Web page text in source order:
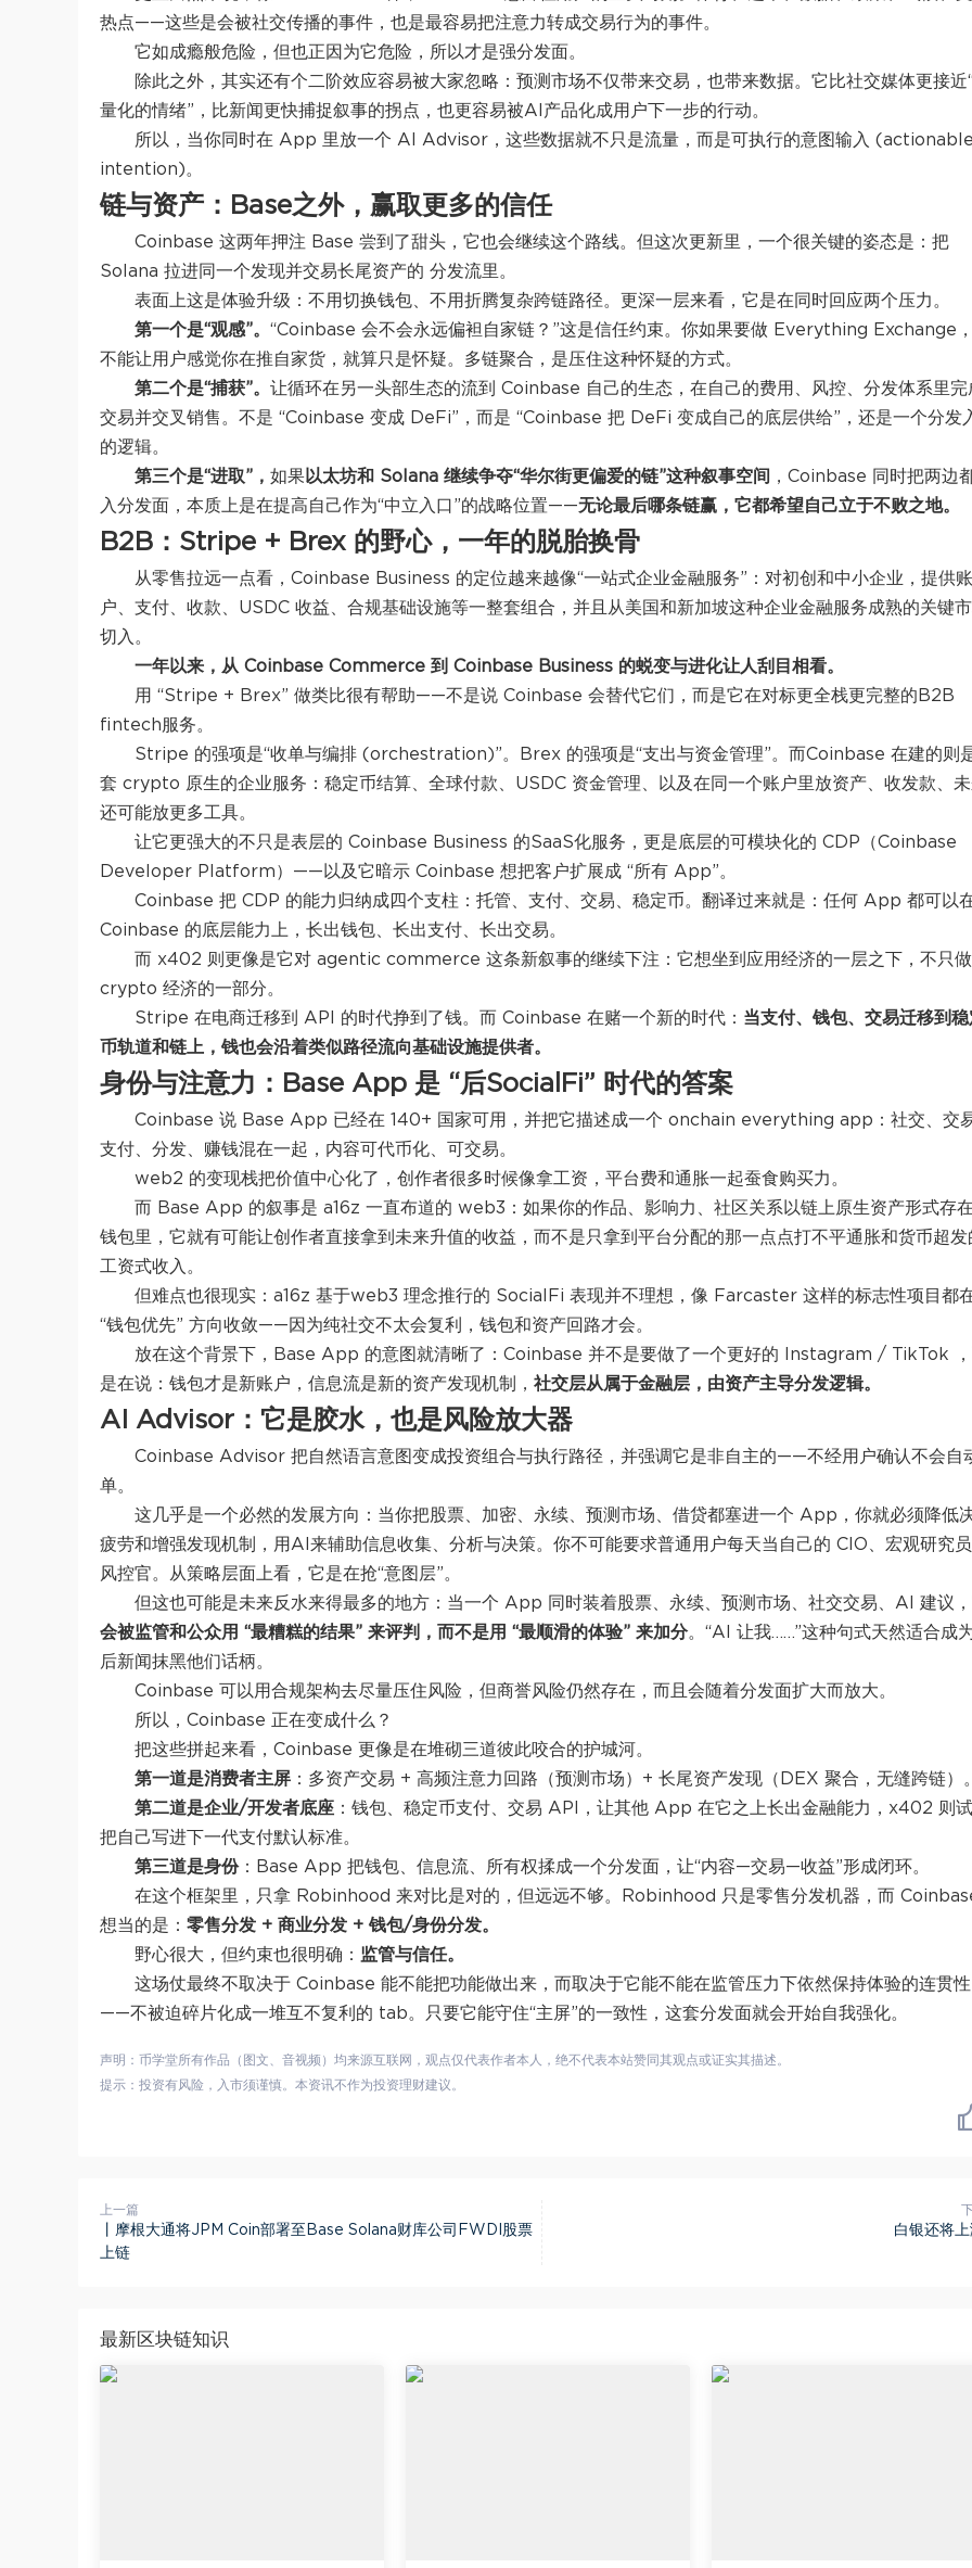
热点——这些是会被社交传播的事件，也是最容易把注意力转成交易行为的事件。
它如成瘾般危险，但也正因为它危险，所以才是强分发面。
除此之外，其实还有个二阶效应容易被大家忽略：预测市场不仅带来交易，也带来数据。它比社交媒体更接近“
量化的情绪”，比新闻更快捕捉叙事的拐点，也更容易被AI产品化成用户下一步的行动。
所以， 当你同时在 App 里放一个 AI Advisor，这些数据就不只是流量，而是可执行的意图输入 (actionable
intention)。
链与资产：Base之外，赢取更多的信任
Coinbase 这两年押注 Base 尝到了甜头，它也会继续这个路线。但这次更新里，一个很关键的姿态是：把
Solana 拉进同一个发现并交易长尾资产的 分发流里。
表面上这是体验升级：不用切换钱包、不用折腾复杂跨链路径。更深一层来看，它是在同时回应两个压力。
第一个是“观感”。 “Coinbase 会不会永远偏袒自家链？”这是信任约束。你如果要做 Everything Exchange
不能让用户感觉你在推自家货，就算只是怀疑。多链聚合，是压住这种怀疑的方式。
第二个是“捕获”。 让循环在另一头部生态的流到 Coinbase 自己的生态，在自己的费用、风控、分发体系里完
交易并交叉销售。不是 “Coinbase 变成 DeFi”，而是 “Coinbase 把 DeFi 变成自己的底层供给”，还是一个分发
的逻辑。
第三个是“进取” ， 如果以太坊和 Solana 继续争夺“华尔街更偏爱的链”这种叙事空间
，Coinbase 同时把两边
入分发面，本质上是在提高自己作为“中立入口”的战略位置——无论最后哪条链赢，它都希望自己立于不败之地。
B2B：Stripe + Brex 的野心，一年的脱胎换骨
从零售拉远一点看，Coinbase Business 的定位越来越像“一站式企业金融服务”：对初创和中小企业，提供账
户、支付、收款、USDC 收益、合规基础设施等一整套组合，并且从美国和新加坡这种企业金融服务成熟的关键
切入。
一年以来，从 Coinbase Commerce 到 Coinbase Business 的蜕变与进化让人刮目相看。
用 “Stripe + Brex” 做类比很有帮助——不是说 Coinbase 会替代它们，而是它在对标更全栈更完整的B2B
fintech服务。
Stripe 的强项是“收单与编排 (orchestration)”。Brex 的强项是“支出与资金管理”。而Coinbase 在建的则
套 crypto 原生的企业服务：稳定币结算、全球付款、USDC 资金管理、以及在同一个账户里放资产、收发款、
还可能放更多工具。
让它更强大的不只是表层的 Coinbase Business 的SaaS化服务，更是底层的可模块化的 CDP（Coinbase
Developer Platform）——以及它暗示 Coinbase 想把客户扩展成 “所有 App”。
Coinbase 把 CDP 的能力归纳成四个支柱：托管、支付、交易、稳定币。翻译过来就是：任何 App 都可以
Coinbase 的底层能力上，长出钱包、长出支付、长出交易。
而 x402 则更像是它对 agentic commerce 这条新叙事的继续下注： 它想坐到应用经济的一层之下，不只做
crypto 经济的一部分。
Stripe 在电商迁移到 API 的时代挣到了钱。而 Coinbase 在赌一个新的时代： 当支付、钱包、交易迁移到稳
币轨道和链上，钱也会沿着类似路径流向基础设施提供者。
身份与注意力：Base App 是 “后SocialFi” 时代的答案
Coinbase 说 Base App 已经在 140+ 国家可用，并把它描述成一个 onchain everything app：社交、交易
支付、分发、赚钱混在一起，内容可代币化、可交易。
web2 的变现栈把价值中心化了，创作者很多时候像拿工资，平台费和通胀一起蚕食购买力。
而 Base App 的叙事是 a16z 一直布道的 web3：如果你的作品、影响力、社区关系以链上原生资产形式存
钱包里，它就有可能让创作者直接拿到未来升值的收益，而不是只拿到平台分配的那一点点打不平通胀和货币超发
工资式收入。
但难点也很现实：a16z 基于web3 理念推行的 SocialFi 表现并不理想，像 Farcaster 这样的标志性项目都
“钱包优先” 方向收敛——因为纯社交不太会复利，钱包和资产回路才会。
放在这个背景下，Base App 的意图就清晰了：Coinbase 并不是要做了一个更好的 Instagram / TikTok ，
是在说：钱包才是新账户，信息流是新的资产发现机制， 社交层从属于金融层，由资产主导分发逻辑。
AI Advisor：它是胶水，也是风险放大器
Coinbase Advisor 把自然语言意图变成投资组合与执行路径，并强调它是非自主的——不经用户确认不会自
单。
这几乎是一个必然的发展方向：当你把股票、加密、永续、预测市场、借贷都塞进一个 App，你就必须降低
疲劳和增强发现机制，用AI来辅助信息收集、分析与决策。你不可能要求普通用户每天当自己的 CIO、宏观研究
风控官。
从策略层面上看，它是在抢“意图层”。
但这也可能是未来反水来得最多的地方：当一个 App 同时装着股票、永续、预测市场、社交交易、AI 建议，
会被监管和公众用 “最糟糕的结果” 来评判，而不是用 “最顺滑的体验” 来加分。“AI 让我……”这种句式天然适合成
后新闻抹黑他们话柄。
Coinbase 可以用合规架构去尽量压住风险，但商誉风险仍然存在，而且会随着分发面扩大而放大。
所以，Coinbase 正在变成什么？
把这些拼起来看，Coinbase 更像是在堆砌三道彼此咬合的护城河。
第一道是消费者主屏 ：多资产交易 + 高频注意力回路（预测市场）+ 长尾资产发现（DEX 聚合，无缝跨链）。
第二道是企业/开发者底座 ：钱包、稳定币支付、交易 API，让其他 App 在它之上长出金融能力，x402 则试
把自己写进下一代支付默认标准。
第三道是身份：Base App 把钱包、信息流、所有权揉成一个分发面，让“内容—交易—收益”形成闭环。
在这个框架里，只拿 Robinhood 来对比是对的，但远远不够。Robinhood 只是零售分发机器，而
想当的是： 零售分发 + 商业分发 + 钱包/身份分发。
野心很大，但约束也很明确： 监管与信任。
这场仗最终不取决于 Coinbase 能不能把功能做出来，而取决于它能不能在监管压力下依然保持体验的连贯性
——不被迫碎片化成一堆互不复利的 tab。只要它能守住“主屏”的一致性，这套分发面就会开始自我强化。
声明：币学堂所有作品（图文、音视频）均来源互联网，观点仅代表作者本人，绝不代表本站赞同其观点或证实其描述。
提示：投资有风险，入市须谨慎。本资讯不作为投资理财建议。
上一篇
丨摩根大通将JPM Coin部署至Base Solana财库公司FWDI股票
上链
白银还将上
最新区块链知识